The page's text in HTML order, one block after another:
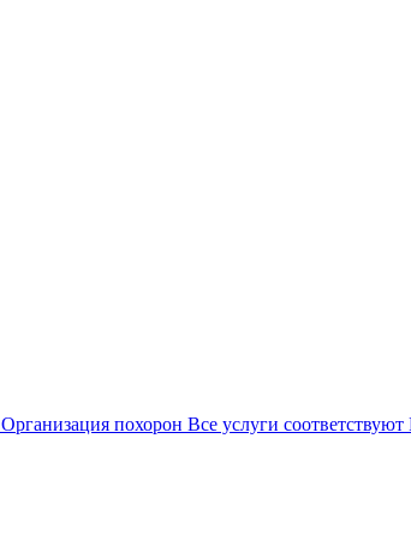
Организация похорон Все услуги